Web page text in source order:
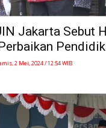
Jakarta Sebut
2 Mei, 2024 / 12:54 WIB